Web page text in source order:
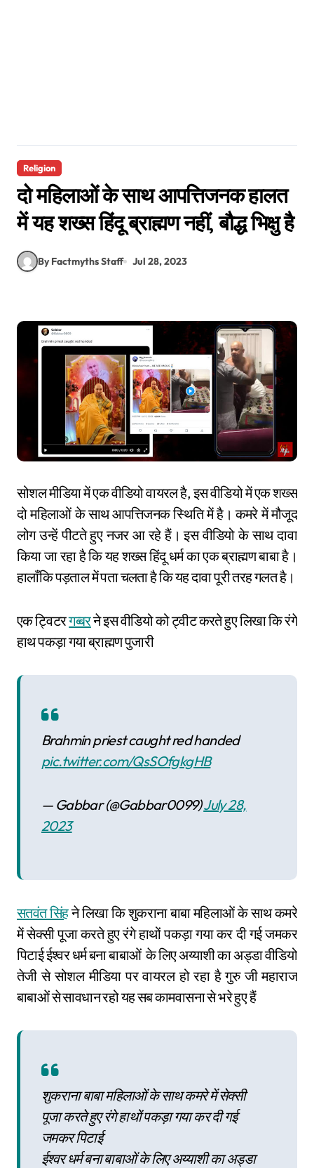
Religion
दो महिलाओं के साथ आपत्तिजनक हालत
में यह शख्स हिंदू ब्राह्मण नहीं, बौद्ध भिक्षु है
By Factmyths Staff Jul 28, 2023
सोशल मीडिया में एक वीडियो वायरल है, इस वीडियो में एक शख्स
दो महिलाओं के साथ आपत्तिजनक स्थिति में है। कमरे में मौजूद
लोग उन्हें पीटते हुए नजर आ रहे हैं। इस वीडियो के साथ दावा
किया जा रहा है कि यह शख्स हिंदू धर्म का एक ब्राह्मण बाबा है।
हालाँकि पड़ताल में पता चलता है कि यह दावा पूरी तरह गलत है।
एक ट्विटरगब्बरने इस वीडियो को ट्वीट करते हुए लिखा कि रंगे
हाथ पकड़ा गया ब्राह्मण पुजारी
Brahmin priest caught red handed
pic.twitter.com/QsSOfgkgHB
— Gabbar (@Gabbar0099)July 28,
2023
सतवंत सिंहने लिखा कि शुकराना बाबा महिलाओं के साथ कमरे
में सेक्सी पूजा करते हुए रंगे हाथों पकड़ा गया कर दी गई जमकर
पिटाई ईश्वर धर्म बना बाबाओं के लिए अय्याशी का अड्डा वीडियो
तेजी से सोशल मीडिया पर वायरल हो रहा है गुरु जी महाराज
बाबाओं से सावधान रहो यह सब कामवासना से भरे हुए हैं
शुकराना बाबा महिलाओं के साथ कमरे में सेक्सी
पूजा करते हुए रंगे हाथों पकड़ा गया कर दी गई
जमकर पिटाई
ईश्वर धर्म बना बाबाओं के लिए अय्याशी का अड्डा